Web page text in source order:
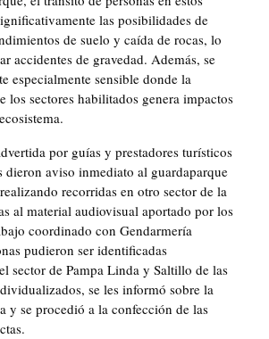
las posibilidades de
de suelo y caída de rocas, lo
accidentes de gravedad. Además, se
especialmente sensible donde la
los sectores habilitados genera impactos
por guías y prestadores turísticos
dieron aviso inmediato al guardaparque
recorridas en otro sector de la
al material audiovisual aportado por los
coordinado con Gendarmería
pudieron ser identificadas
sector de Pampa Linda y Saltillo de las
se les informó sobre la
y se procedió a la confección de las